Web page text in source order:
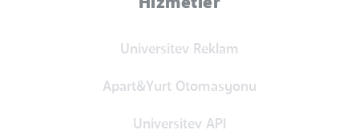
Universitev Reklam
Apart&Yurt Otomasyonu
Universitev API